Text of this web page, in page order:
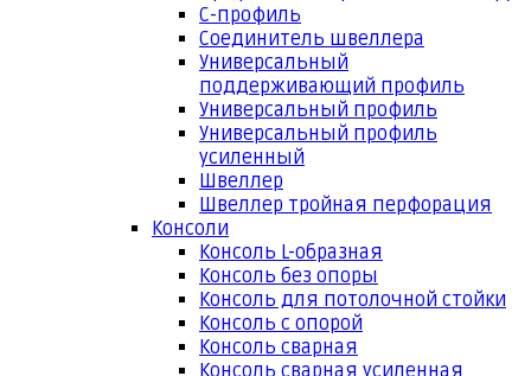
С-профиль
Соединитель швеллера
Универсальный
поддерживающий профиль
Универсальный профиль
Универсальный профиль
усиленный
Швеллер
Швеллер тройная перфорация
Консоли
Консоль L-образная
Консоль без опоры
Консоль для потолочной стойки
Консоль с опорой
Консоль сварная
Консоль сварная усиленная